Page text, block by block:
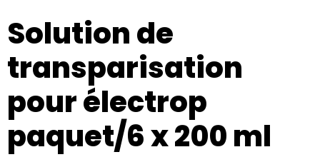
Solution de
transparisation
pour électrop
paquet/6 x 200 ml